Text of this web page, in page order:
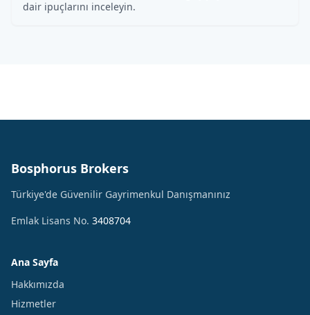
dair ipuçlarını inceleyin.
Bosphorus Brokers
Türkiye'de Güvenilir Gayrimenkul Danışmanınız
Emlak Lisans No. 3408704
Ana Sayfa
Hakkımızda
Hizmetler